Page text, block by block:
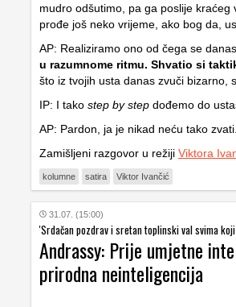
mudro odšutimo, pa ga poslije
prođe još neko vrijeme, ako bog da,
AP: Realiziramo ono od čega se
u razumnome ritmu. Shvatio si
što iz tvojih usta danas zvuči bizarno,
IP: I tako step by step dođemo do
AP: Pardon, ja je nikad neću tako zvati.
Zamišljeni razgovor u režiji Viktora
kolumne satira Viktor Ivančić
31.07. (15:00)
'Srdačan pozdrav i sretan toplinski val svima
Andrassy: Prije umjetne
prirodna neinteligencija